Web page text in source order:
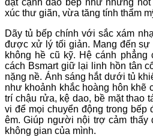
đặt cạnh đảo bếp như những
xúc thư giãn, vừa tăng tính thẩm
Dãy tủ bếp chính với sắc xám
được xử lý tối giản. Mang đến sự
không hề cũ kỹ. Hệ cánh
cách Bsmart giữ lại linh hồn tân
nặng nề. Ánh sáng hắt dưới tủ
như khoảnh khắc hoàng hôn khẽ
trí chậu rửa, kệ dao, bề mặt thao
vi để mọi chuyển động trong
êm. Giúp người nội trợ cảm thấy
không gian của mình.